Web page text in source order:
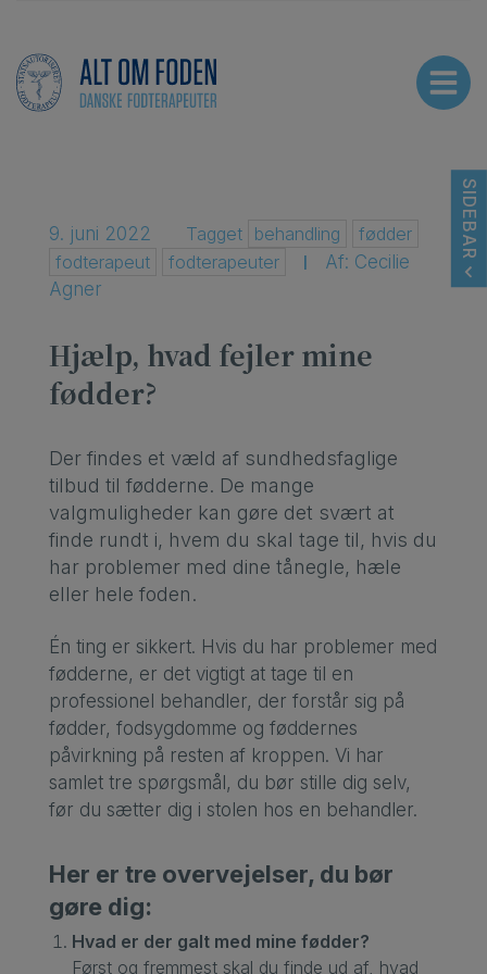
indholdet
9. juni 2022 Tagget behandling
fødder
fodterapeut
fodterapeuter
Af: Cecilie
Agner
Hjælp, hvad fejler mine
fødder?
Der findes et væld af sundhedsfaglige
tilbud til fødderne. De mange
valgmuligheder kan gøre det svært at
finde rundt i, hvem du skal tage til, hvis du
har problemer med dine tånegle, hæle
eller hele foden.
Én ting er sikkert. Hvis du har problemer med
fødderne, er det vigtigt at tage til en
professionel behandler, der forstår sig på
fødder, fodsygdomme og føddernes
påvirkning på resten af kroppen. Vi har
samlet tre spørgsmål, du bør stille dig selv,
før du sætter dig i stolen hos en behandler.
Her er tre overvejelser, du bør
gøre dig:
Hvad er der galt med mine fødder?
Først og fremmest skal du finde ud af, hvad
SIDEBAR